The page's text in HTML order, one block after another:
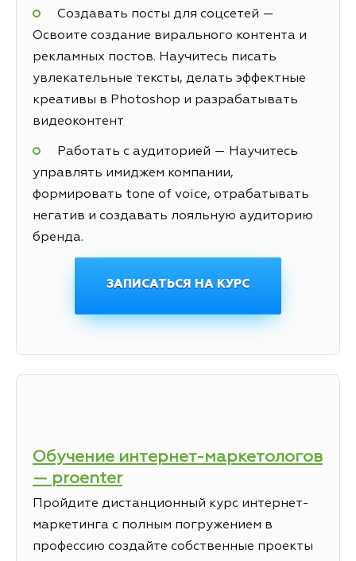
Создавать посты для соцсетей —
Освоите создание вирального контента и
рекламных постов. Научитесь писать
увлекательные тексты, делать эффектные
креативы в Photoshop и разрабатывать
видеоконтент
Работать с аудиторией — Научитесь
управлять имиджем компании,
формировать tone of voice, отрабатывать
негатив и создавать лояльную аудиторию
бренда.
ЗАПИСАТЬСЯ НА КУРС
Обучение интернет-маркетологов
— proenter
Пройдите дистанционный курс интернет-
маркетинга с полным погружением в
профессию создайте собственные проекты